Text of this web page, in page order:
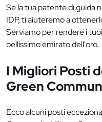
Se la tua patente di guida
IDP, ti aiuteremo a
Serviamo per rendere i
bellissimo emirato dell'oro.
I Migliori Posti
Green
Ecco alcuni posti